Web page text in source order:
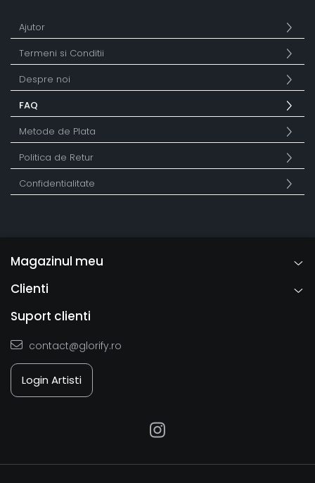
Ajutor
Termeni si Conditii
Despre noi
FAQ
Metode de Plata
Politica de Retur
Confidentialitate
Magazinul meu
Clienti
Suport clienti
contact@glorify.ro
Login Artisti